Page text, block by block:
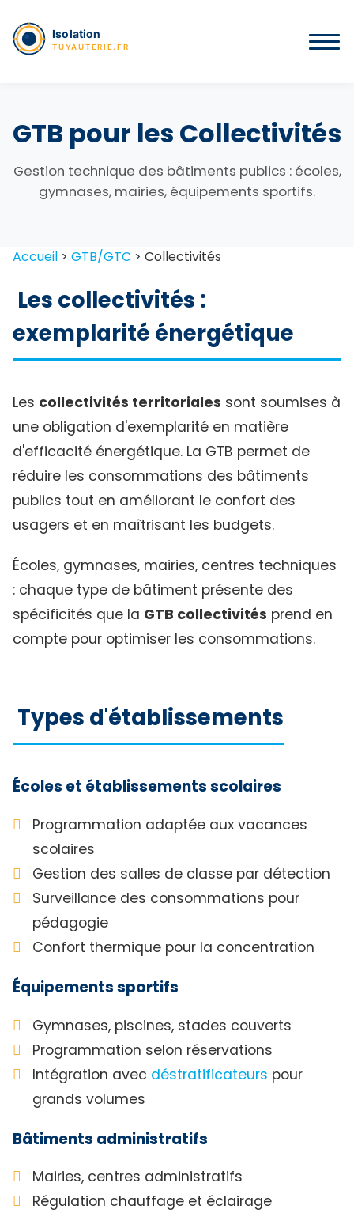
GTB pour les Collectivités
Gestion technique des bâtiments publics : écoles,
gymnases, mairies, équipements sportifs.
Accueil > GTB/GTC > Collectivités
Les collectivités :
exemplarité énergétique
Les collectivités territoriales sont soumises à
une obligation d'exemplarité en matière
d'efficacité énergétique. La GTB permet de
réduire les consommations des bâtiments
publics tout en améliorant le confort des
usagers et en maîtrisant les budgets.
Écoles, gymnases, mairies, centres techniques
: chaque type de bâtiment présente des
spécificités que la GTB collectivités prend en
compte pour optimiser les consommations.
Types d'établissements
Écoles et établissements scolaires
Programmation adaptée aux vacances
scolaires
Gestion des salles de classe par détection
Surveillance des consommations pour
pédagogie
Confort thermique pour la concentration
Équipements sportifs
Gymnases, piscines, stades couverts
Programmation selon réservations
Intégration avec déstratificateurs pour
grands volumes
Bâtiments administratifs
Mairies, centres administratifs
Régulation chauffage et éclairage